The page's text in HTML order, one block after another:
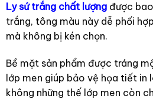
Ly sứ trắng chất lượng được
trắng, tông màu này dễ phối
mà không bị kén chọn.
Bề mặt sản phẩm được tráng
lớp men giúp bảo vệ họa tiết in
không những thế lớp men còn